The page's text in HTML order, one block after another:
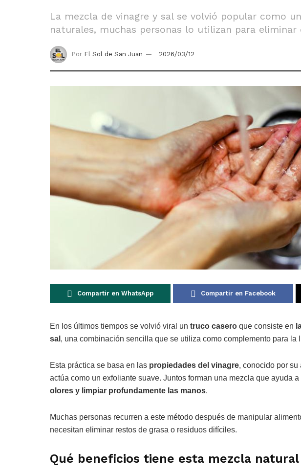
La mezcla de vinagre y sal se volvió popular como
naturales, muchas personas lo utilizan para
Por El Sol de San Juan 2026/03/12
Compartir en WhatsApp Compartir en Facebook
En los últimos tiempos se volvió viral un truco casero que consiste en
sal , una combinación sencilla que se utiliza como complemento para la
Esta práctica se basa en las propiedades del vinagre, conocido por su
actúa como un exfoliante suave. Juntos forman una mezcla que ayuda a
olores y limpiar profundamente las manos.
Muchas personas recurren a este método después de manipular
necesitan eliminar restos de grasa o residuos difíciles.
Qué beneficios tiene esta mezcla natural